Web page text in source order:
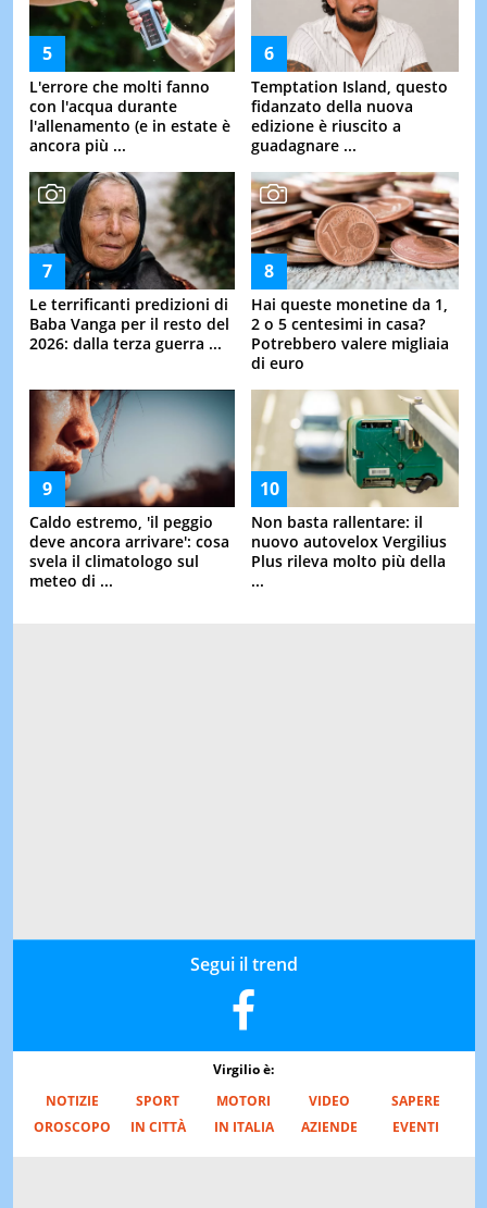
L'errore che molti fanno
con l'acqua durante
l'allenamento (e in estate è
ancora più ...
Temptation Island, questo
fidanzato della nuova
edizione è riuscito a
guadagnare ...
Le terrificanti predizioni di
Baba Vanga per il resto del
2026: dalla terza guerra ...
Hai queste monetine da 1,
2 o 5 centesimi in casa?
Potrebbero valere migliaia
di euro
Caldo estremo, 'il peggio
deve ancora arrivare': cosa
svela il climatologo sul
meteo di ...
Non basta rallentare: il
nuovo autovelox Vergilius
Plus rileva molto più della
...
Segui il trend
Virgilio è:
NOTIZIE
SPORT MOTORI VIDEO
SAPERE
OROSCOPO
IN CITTÀ IN ITALIA AZIENDE EVENTI